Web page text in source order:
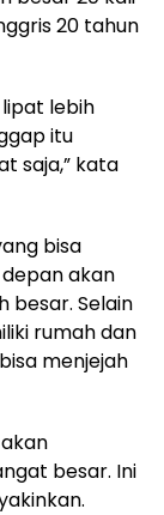
20 tahun
lebih
itu
saja,” kata
bisa
akan
besar. Selain
rumah dan
menjejah
besar. Ini